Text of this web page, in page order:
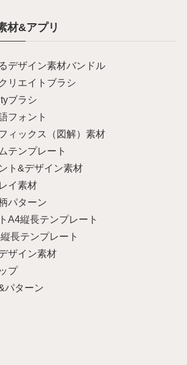
材&アプリ
デザイン素材バンドル
リエイトブラシ
ブラシ
フォント
ィックス（図解）素材
テンプレート
ト&デザイン素材
イ素材
パターン
A4縦長テンプレート
長テンプレート
ザイン素材
プ
パターン